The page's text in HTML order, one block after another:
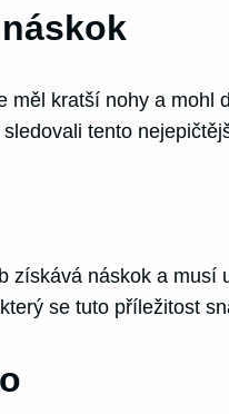
měl kratší nohy a
tento
získává náskok a
se tuto příležitost